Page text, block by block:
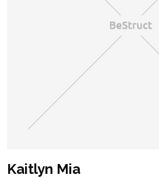
Kaitlyn Mia